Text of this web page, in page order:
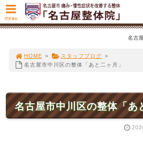
名古
HOME > スタッフブログ >
名古屋市中川区の整体「あと二ヶ月」
名古屋市中川区の整体「あ
MENU